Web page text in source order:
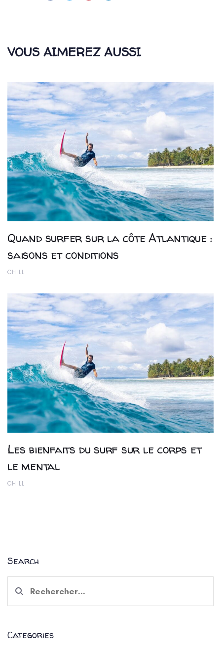
VOUS AIMEREZ AUSSI
Quand surfer sur la côte Atlantique :
saisons et conditions
CHILL
Les bienfaits du surf sur le corps et
le mental
CHILL
Search
Categories